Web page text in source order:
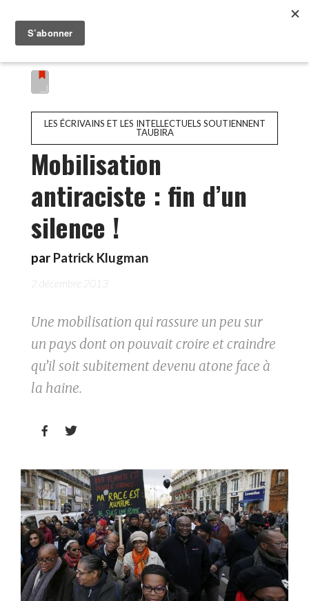
LES ÉCRIVAINS ET LES INTELLECTUELS SOUTIENNENT
TAUBIRA
Mobilisation
antiraciste : fin d’un
silence !
par Patrick Klugman
2 décembre 2013
Une mobilisation qui rassure un peu sur
un pays dont on pouvait croire et craindre
qu’il soit subitement devenu atone face à
la haine.
 